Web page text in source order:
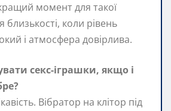
момент для такої
коли рівень
і атмосфера довірлива.
секс-іграшки, якщо і
Вібратор на клітор під